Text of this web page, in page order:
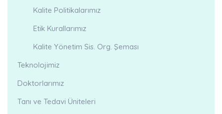
Kalite Politikalarımız
Etik Kurallarımız
Kalite Yönetim Sis. Org. Şeması
Teknolojimiz
Doktorlarımız
Tanı ve Tedavi Üniteleri